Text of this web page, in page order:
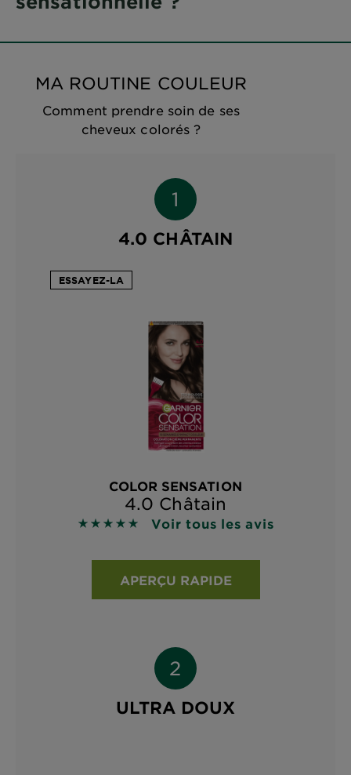
MA ROUTINE COULEUR
Comment prendre soin de ses
cheveux colorés ?
4.0 CHÂTAIN
ESSAYEZ-LA
COLOR SENSATION
4.0 Châtain
4.8727 sur 5 étoiles basé sur les avis
Voir tous les avis
APERÇU RAPIDE
ULTRA DOUX